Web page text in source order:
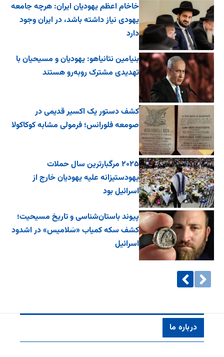
خاخام اعظم یهودیان ایران: هرچه جامعه
یهودی نیاز داشته باشد، در ایران وجود
دارد
بنیامین نتانیاهو: یهودیان و مسیحیان با
تهدیدی مشترک روبه‌رو هستند
کشف دستور یک اکسیر قدیمی در
صومعه فلورانس؛ فرمولی مشابه کوکاکولا
۲۰۲۵ مرگبارترین سال حملات
یهودستیزانه علیه یهودیان خارج از
اسرائیل بود
پیوند باستان‌شناسی و تاریخ مسیحیت؛
کشف سکه کمیاب «سَلامیس» در اشدود
اسرائیل
درباره ما